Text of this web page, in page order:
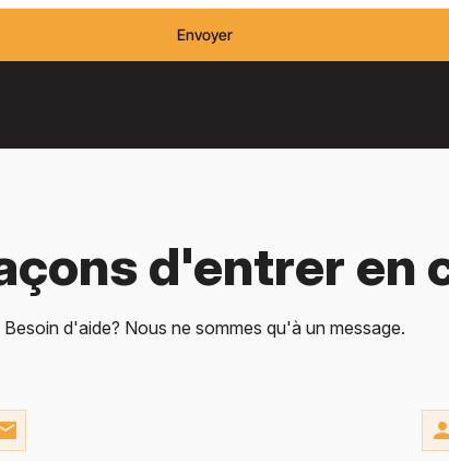
Envoyer
d'entrer en
Besoin d'aide? Nous ne sommes qu'à un message.